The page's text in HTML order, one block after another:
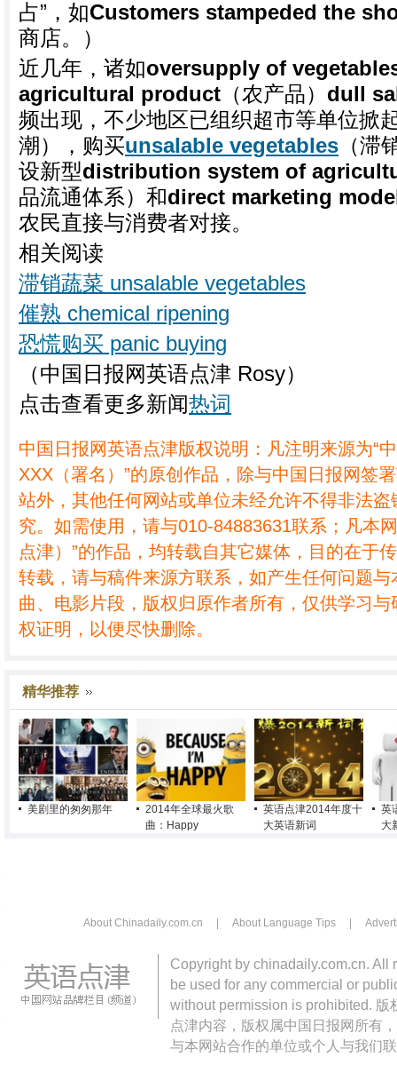
占”，如Customers stampeded the
商店。）
近几年，诸如oversupply of
agricultural product （农产品） dull
频出现，不少地区已组织超市等单位掀
潮），购买unsalable vegetables （滞
设新型distribution system of
品流通体系）和direct marketing
农民直接与消费者对接。
相关阅读
滞销蔬菜 unsalable vegetables
催熟 chemical ripening
恐慌购买 panic buying
（中国日报网英语点津 Rosy）
点击查看更多新闻热词
中国日报网英语点津版权说明：凡注明来源为“
XXX（署名）”的原创作品，除与中国日报网签
站外，其他任何网站或单位未经允许不得非法
究。如需使用，请与010-84883631联系；凡本
点津）”的作品，均转载自其它媒体，目的在于
转载，请与稿件来源方联系，如产生任何问题
曲、电影片段，版权归原作者所有，仅供学习
权证明，以便尽快删除。
精华推荐
美剧里的匆匆那年
2014年全球最火歌
曲：Happy
英语点津2014年度十
大英语新词
英
大
About Chinadaily.com.cn About Language Tips
Copyright by chinadaily.com.cn. All
be used for any commercial or
without permission is prohibited.
点津内容，版权属中国日报网所有
与本网站合作的单位或个人与我们